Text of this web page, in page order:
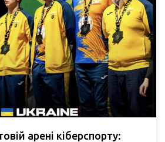
арені кіберспорту: